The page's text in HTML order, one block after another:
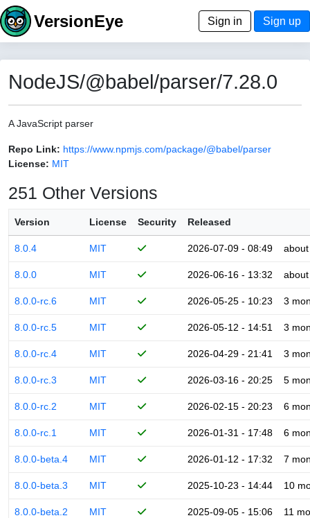
VersionEye Sign in Sign up
NodeJS/@babel/parser/7.28.0
A JavaScript parser
Repo Link: https://www.npmjs.com/package/@babel/parser
License: MIT
251 Other Versions
Version License Security Released
8.0.4 MIT 2026-07-09 - 08:49
8.0.0 MIT 2026-06-16 - 13:32
8.0.0-rc.6 MIT 2026-05-25 - 10:23 3
8.0.0-rc.5 MIT 2026-05-12 - 14:51 3
8.0.0-rc.4 MIT 2026-04-29 - 21:41 3
8.0.0-rc.3 MIT 2026-03-16 - 20:25 5
8.0.0-rc.2 MIT 2026-02-15 - 20:23 6
8.0.0-rc.1 MIT 2026-01-31 - 17:48 6
8.0.0-beta.4 MIT 2026-01-12 - 17:32 7
8.0.0-beta.3 MIT 2025-10-23 - 14:44 10
8.0.0-beta.2 MIT 2025-09-05 - 15:06 11